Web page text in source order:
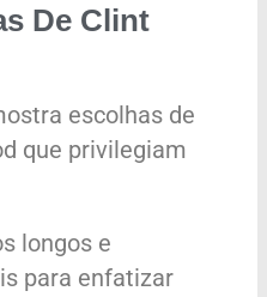
De Clint
escolhas de
que privilegiam
longos e
para enfatizar